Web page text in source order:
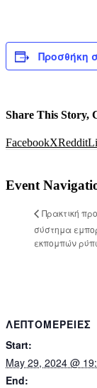
Προσθήκη
Share This Story,
FacebookXReddit
Event
Πρακτική
σύστημα
εκπομπών
ΛΕΠΤΟΜΈΡΕΙΕΣ
Start:
May 29, 2024 @
End: